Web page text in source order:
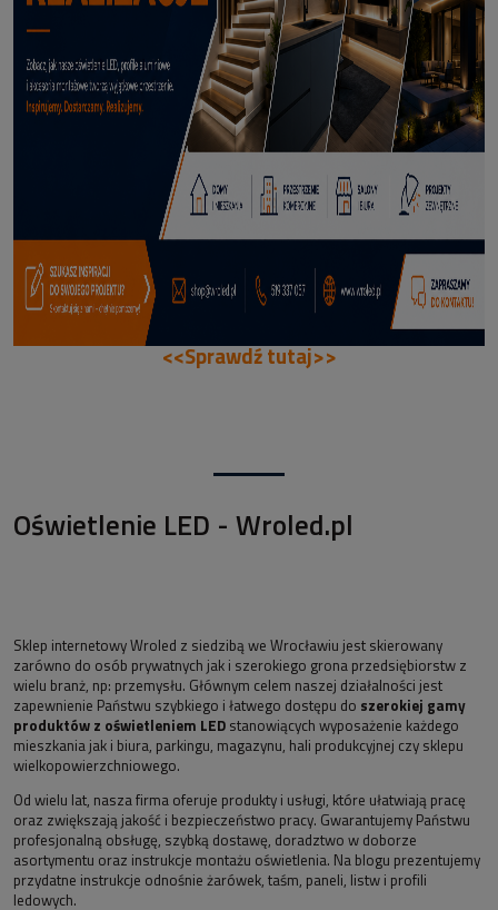
70,50 zł
DODAJ DO KOSZYKA
<<Sprawdź tutaj>>
Oświetlenie LED - Wroled.pl
Sklep internetowy Wroled z siedzibą we Wrocławiu jest skierowany
zarówno do osób prywatnych jak i szerokiego grona przedsiębiorstw z
wielu branż, np: przemysłu. Głównym celem naszej działalności jest
zapewnienie Państwu szybkiego i łatwego dostępu do szerokiej gamy
produktów z oświetleniem LED stanowiących wyposażenie każdego
mieszkania jak i biura, parkingu, magazynu, hali produkcyjnej czy sklepu
wielkopowierzchniowego.
Od wielu lat, nasza firma oferuje produkty i usługi, które ułatwiają pracę
oraz zwiększają jakość i bezpieczeństwo pracy. Gwarantujemy Państwu
profesjonalną obsługę, szybką dostawę, doradztwo w doborze
asortymentu oraz instrukcje montażu oświetlenia. Na blogu prezentujemy
przydatne instrukcje odnośnie żarówek, taśm, paneli, listw i profili
ledowych.